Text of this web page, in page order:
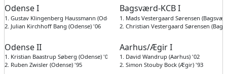
Odense I
1. Gustav Klingenberg Haussmann (Odense) '07
2. Julian Kirchhoff Bang (Odense) '06
Bagsværd-KCB I
1. Mads Vestergaard Sørensen
2. Christian Vestergaard Sørensen
Odense II
1. Kristian Baastrup Søberg (Odense) '00
2. Ruben Zwisler (Odense) '95
Aarhus/Ægir I
1. David Wandrup (Aarhus) '02
2. Simon Stouby Bock (Ægir) '93